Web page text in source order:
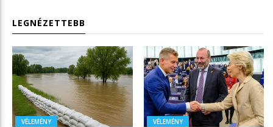
LEGNÉZETTEBB
VÉLEMÉNY VÉLEMÉNY